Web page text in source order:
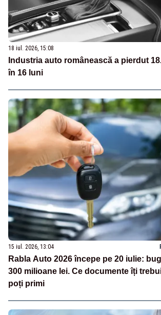
18 iul. 2026, 15:08
Industria auto românească a pierdut
în 16 luni
15 iul. 2026, 13:04
Rabla Auto 2026 începe pe 20 iulie:
300 milioane lei. Ce documente îți
poți primi